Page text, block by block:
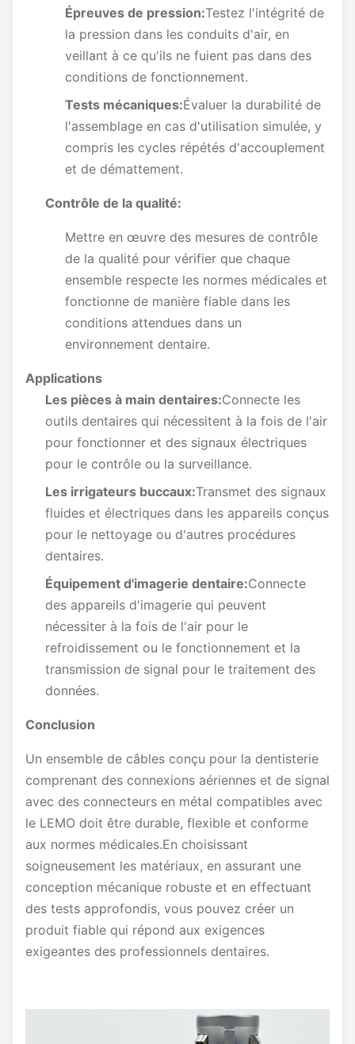
Épreuves de pression:Testez l'intégrité de
la pression dans les conduits d'air, en
veillant à ce qu'ils ne fuient pas dans des
conditions de fonctionnement.
Tests mécaniques:Évaluer la durabilité de
l'assemblage en cas d'utilisation simulée, y
compris les cycles répétés d'accouplement
et de démattement.
Contrôle de la qualité:
Mettre en œuvre des mesures de contrôle
de la qualité pour vérifier que chaque
ensemble respecte les normes médicales et
fonctionne de manière fiable dans les
conditions attendues dans un
environnement dentaire.
Applications
Les pièces à main dentaires:Connecte les
outils dentaires qui nécessitent à la fois de l'air
pour fonctionner et des signaux électriques
pour le contrôle ou la surveillance.
Les irrigateurs buccaux:Transmet des signaux
fluides et électriques dans les appareils conçus
pour le nettoyage ou d'autres procédures
dentaires.
Équipement d'imagerie dentaire:Connecte
des appareils d'imagerie qui peuvent
nécessiter à la fois de l'air pour le
refroidissement ou le fonctionnement et la
transmission de signal pour le traitement des
données.
Conclusion
Un ensemble de câbles conçu pour la dentisterie
comprenant des connexions aériennes et de signal
avec des connecteurs en métal compatibles avec
le LEMO doit être durable, flexible et conforme
aux normes médicales.En choisissant
soigneusement les matériaux, en assurant une
conception mécanique robuste et en effectuant
des tests approfondis, vous pouvez créer un
produit fiable qui répond aux exigences
exigeantes des professionnels dentaires.